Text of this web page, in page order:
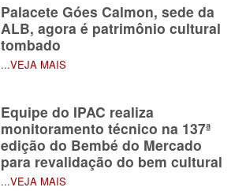
Palacete Góes Calmon, sede da
ALB, agora é patrimônio cultural
tombado
...VEJA MAIS
Equipe do IPAC realiza
monitoramento técnico na 137ª
edição do Bembé do Mercado
para revalidação do bem cultural
...VEJA MAIS